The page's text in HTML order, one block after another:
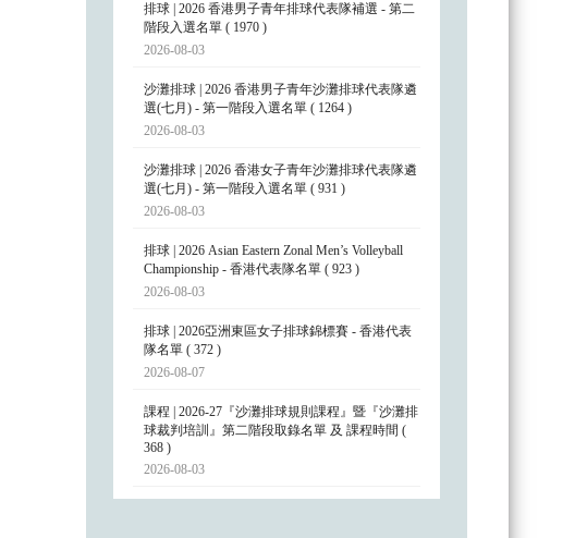
排球 | 2026 香港男子青年排球代表隊補選 - 第二
階段入選名單 ( 1970 )
2026-08-03
沙灘排球 | 2026 香港男子青年沙灘排球代表隊遴
選(七月) - 第一階段入選名單 ( 1264 )
2026-08-03
沙灘排球 | 2026 香港女子青年沙灘排球代表隊遴
選(七月) - 第一階段入選名單 ( 931 )
2026-08-03
排球 | 2026 Asian Eastern Zonal Men’s Volleyball
Championship - 香港代表隊名單 ( 923 )
2026-08-03
排球 | 2026亞洲東區女子排球錦標賽 - 香港代表
隊名單 ( 372 )
2026-08-07
課程 | 2026-27『沙灘排球規則課程』暨『沙灘排
球裁判培訓』第二階段取錄名單 及 課程時間 (
368 )
2026-08-03